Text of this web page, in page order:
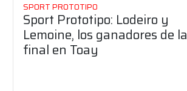
SPORT PROTOTIPO
Sport Prototipo: Lodeiro y
Lemoine, los ganadores de la
final en Toay